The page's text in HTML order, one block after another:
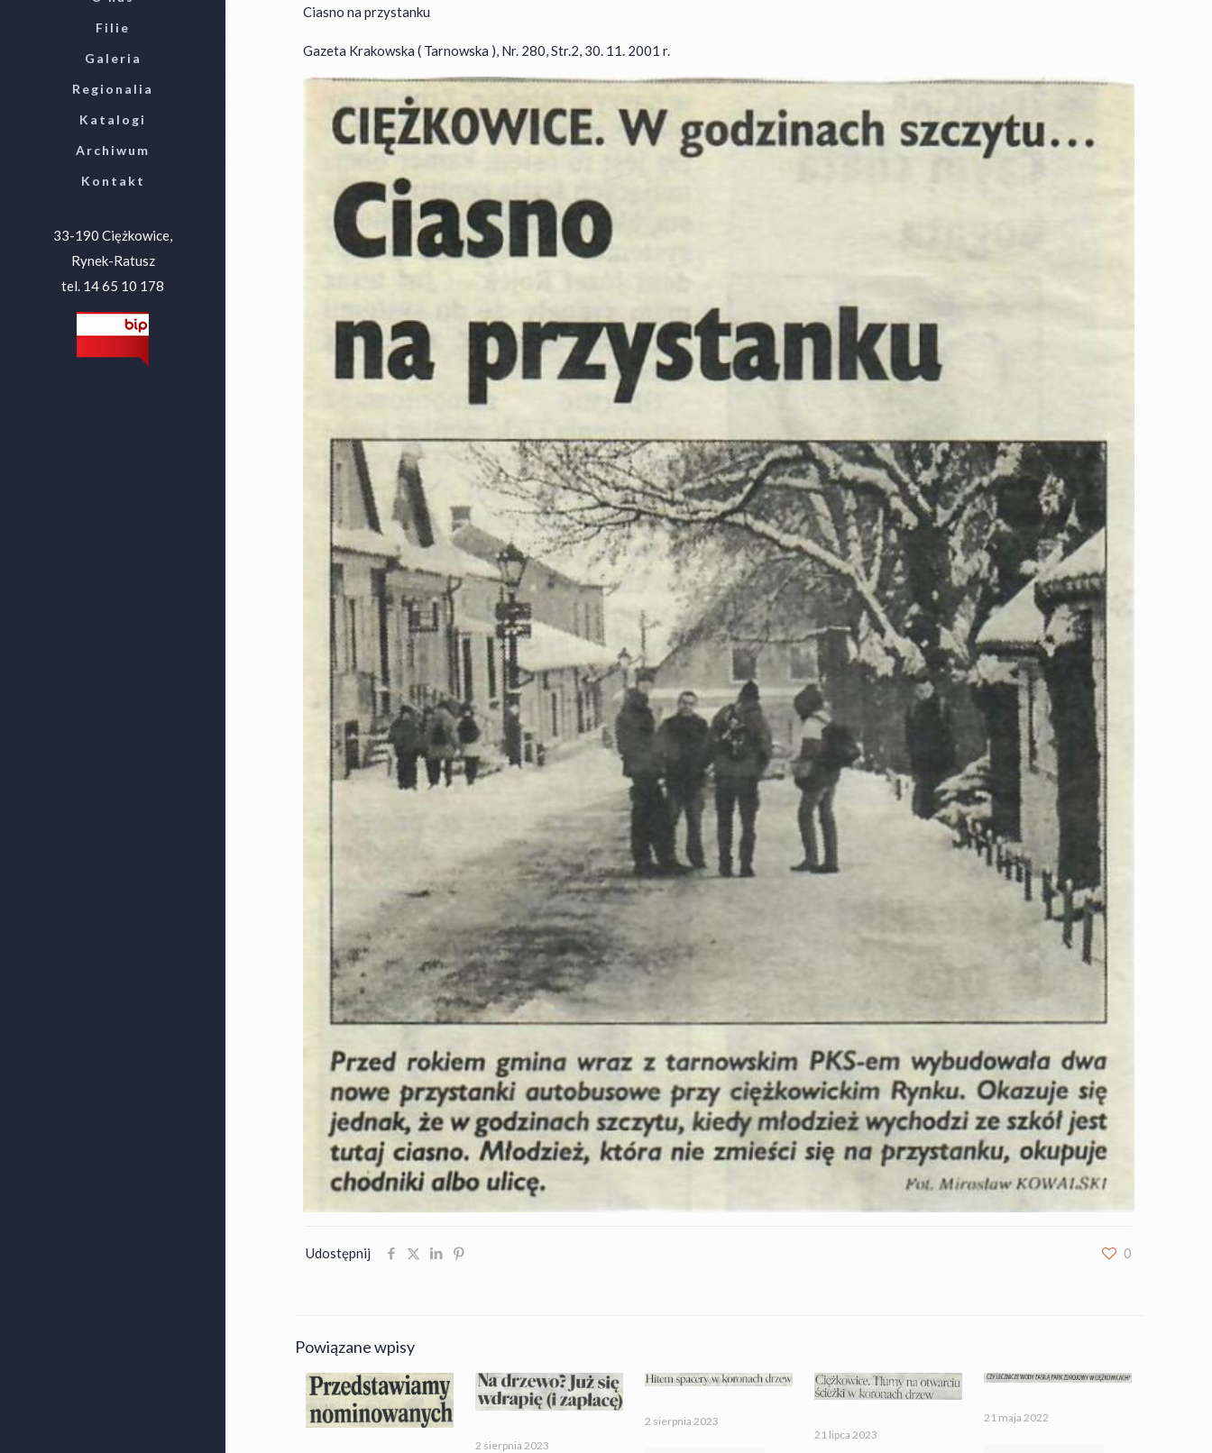
Filie
Galeria
Regionalia
Katalogi
Archiwum
Kontakt
33-190 Ciężkowice,
Rynek-Ratusz
tel. 14 65 10 178
Ciasno na przystanku
Gazeta Krakowska ( Tarnowska ), Nr. 280, Str.2, 30. 11. 2001 r.
Udostępnij 0
Powiązane wpisy
2 sierpnia 2023
2 sierpnia 2023
21 lipca 2023
21 maja 2022